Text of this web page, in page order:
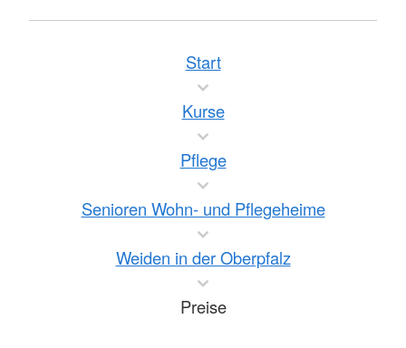
Start
Kurse
Pflege
Senioren Wohn- und Pflegeheime
Weiden in der Oberpfalz
Preise